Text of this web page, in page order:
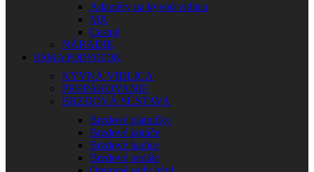
Adaptéry na kyvnú vidlicu
MX
Cestné
NÁRADIE
RÁM A PODVOZOK
KYVNÁ VIDLICA
PREPÁKOVANIE
BRZDOVÁ SÚSTAVA
Brzdové platničky
Brzdové kotúče
Brzdové hadice
Brzdové pedále